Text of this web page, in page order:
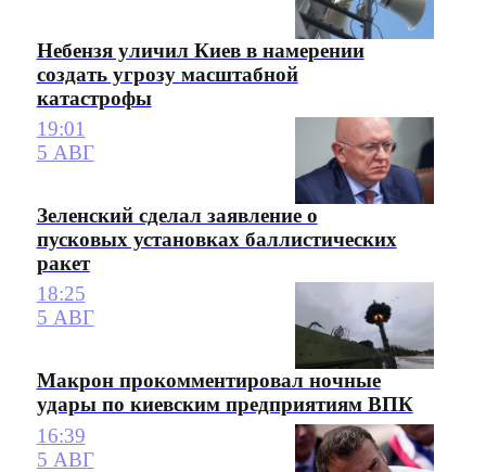
Небензя уличил Киев в намерении
создать угрозу масштабной
катастрофы
19:01
5 АВГ
Зеленский сделал заявление о
пусковых установках баллистических
ракет
18:25
5 АВГ
Макрон прокомментировал ночные
удары по киевским предприятиям ВПК
16:39
5 АВГ